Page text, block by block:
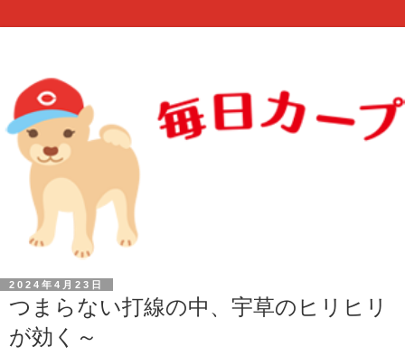
2024年4月23日
つまらない打線の中、宇草のヒリヒリ
が効く～